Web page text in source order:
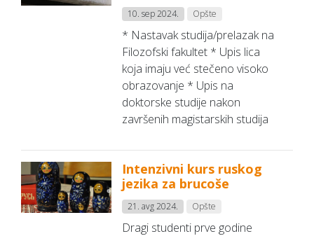
10. sep 2024. Opšte
* Nastavak studija/prelazak na
Filozofski fakultet * Upis lica
koja imaju već stečeno visoko
obrazovanje * Upis na
doktorske studije nakon
završenih magistarskih studija
Intenzivni kurs ruskog
jezika za brucoše
21. avg 2024. Opšte
Dragi studenti prve godine